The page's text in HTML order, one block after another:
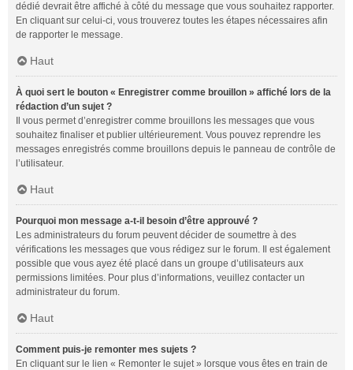
dédié devrait être affiché à côté du message que vous souhaitez rapporter.
En cliquant sur celui-ci, vous trouverez toutes les étapes nécessaires afin
de rapporter le message.
Haut
À quoi sert le bouton « Enregistrer comme brouillon » affiché lors de la
rédaction d’un sujet ?
Il vous permet d’enregistrer comme brouillons les messages que vous
souhaitez finaliser et publier ultérieurement. Vous pouvez reprendre les
messages enregistrés comme brouillons depuis le panneau de contrôle de
l’utilisateur.
Haut
Pourquoi mon message a-t-il besoin d’être approuvé ?
Les administrateurs du forum peuvent décider de soumettre à des
vérifications les messages que vous rédigez sur le forum. Il est également
possible que vous ayez été placé dans un groupe d’utilisateurs aux
permissions limitées. Pour plus d’informations, veuillez contacter un
administrateur du forum.
Haut
Comment puis-je remonter mes sujets ?
En cliquant sur le lien « Remonter le sujet » lorsque vous êtes en train de